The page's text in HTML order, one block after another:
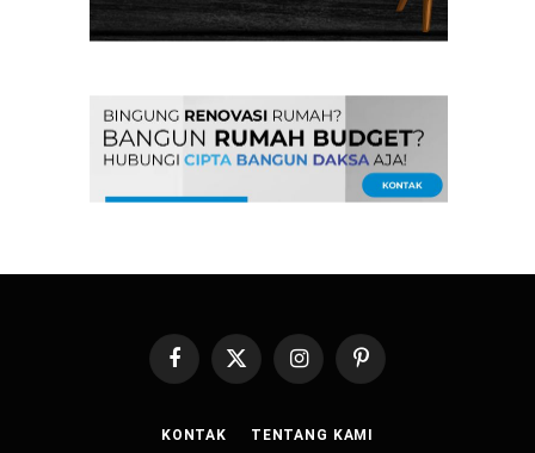
FacebookX
(Twitter)
InstagramPinterest
KONTAK TENTANG KAMI